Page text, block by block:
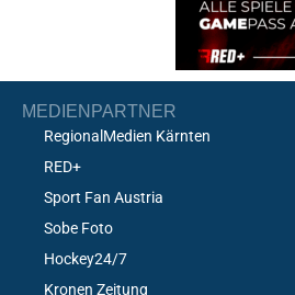
MEDIENPARTNER
RegionalMedien Kärnten
RED+
Sport Fan Austria
Sobe Foto
Hockey24/7
Kronen Zeitung